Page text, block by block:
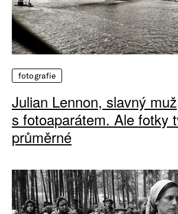
fotografie
Julian Lennon, slavný muž
s fotoaparátem. Ale fotky
průměrné